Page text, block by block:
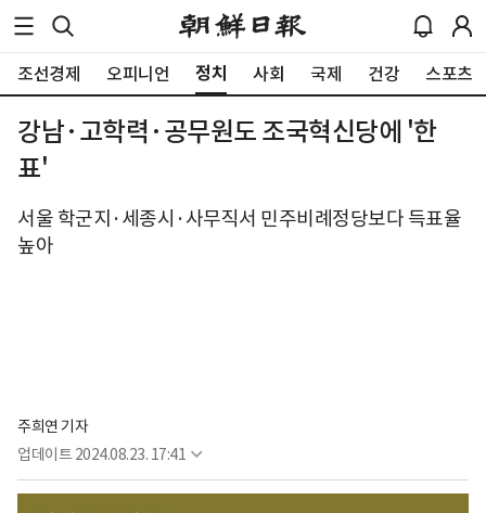
조선경제 오피니언 정치 사회 국제 건강 스포츠
강남·고학력·공무원도 조국혁신당에 '한
표'
서울 학군지·세종시·사무직서 민주비례정당보다 득표율
높아
주희연 기자
업데이트 2024.08.23. 17:41